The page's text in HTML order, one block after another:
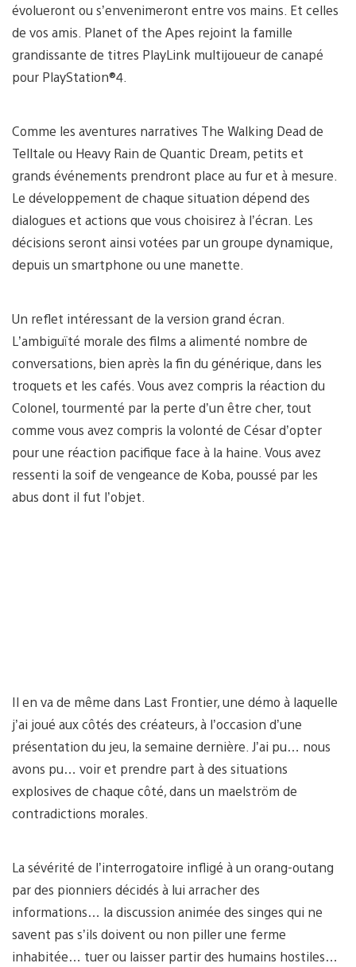
évolueront ou s’envenimeront entre vos mains. Et celles
de vos amis. Planet of the Apes rejoint la famille
grandissante de titres PlayLink multijoueur de canapé
pour PlayStation®4.
Comme les aventures narratives The Walking Dead de
Telltale ou Heavy Rain de Quantic Dream, petits et
grands événements prendront place au fur et à mesure.
Le développement de chaque situation dépend des
dialogues et actions que vous choisirez à l’écran. Les
décisions seront ainsi votées par un groupe dynamique,
depuis un smartphone ou une manette.
Un reflet intéressant de la version grand écran.
L’ambiguïté morale des films a alimenté nombre de
conversations, bien après la fin du générique, dans les
troquets et les cafés. Vous avez compris la réaction du
Colonel, tourmenté par la perte d’un être cher, tout
comme vous avez compris la volonté de César d’opter
pour une réaction pacifique face à la haine. Vous avez
ressenti la soif de vengeance de Koba, poussé par les
abus dont il fut l’objet.
Il en va de même dans Last Frontier, une démo à laquelle
j’ai joué aux côtés des créateurs, à l’occasion d’une
présentation du jeu, la semaine dernière. J’ai pu… nous
avons pu… voir et prendre part à des situations
explosives de chaque côté, dans un maelström de
contradictions morales.
La sévérité de l’interrogatoire infligé à un orang-outang
par des pionniers décidés à lui arracher des
informations… la discussion animée des singes qui ne
savent pas s’ils doivent ou non piller une ferme
inhabitée… tuer ou laisser partir des humains hostiles…